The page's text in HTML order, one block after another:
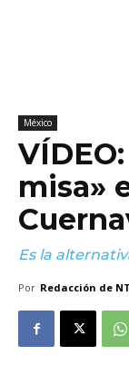
México
misa»
Es la
Por Redacción de